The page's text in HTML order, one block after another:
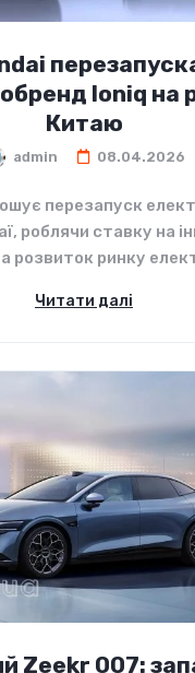
Ioniq на
Китаю
admin 08.04.2026
перезапуск
роблячи ставку на
розвиток ринку
Читати далі
Zeekr 007: